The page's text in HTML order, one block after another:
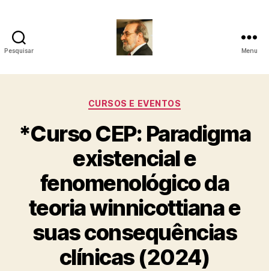
Pesquisar
-
Psicanalista
e
Terapeuta
Familiar
Menu
Categorias
CURSOS E EVENTOS
*Curso CEP: Paradigma
existencial e
fenomenológico da
teoria winnicottiana e
suas consequências
clínicas (2024)